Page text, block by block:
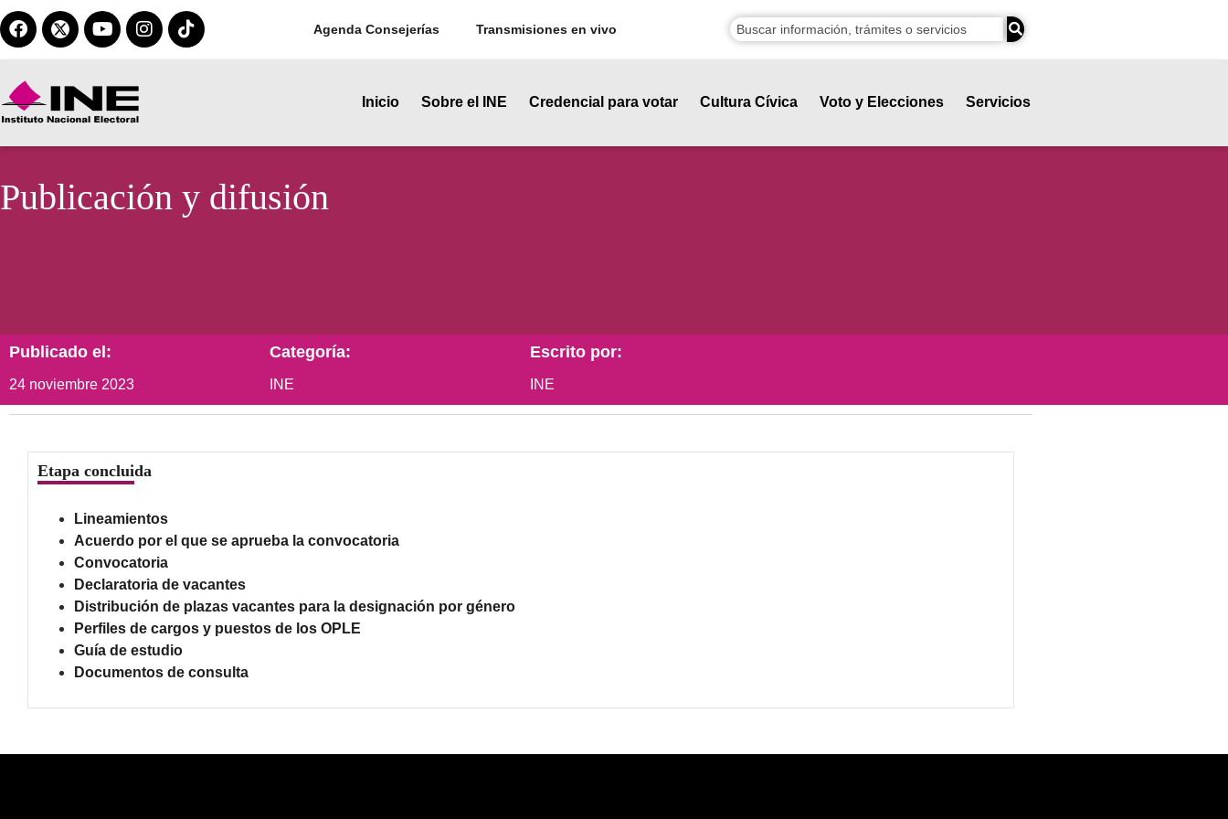
Agenda Consejerías Transmisiones en vivo
Inicio Sobre el INE Credencial para votar Cultura Cívica Voto y Elecciones Servicios
Publicación y difusión
Publicado el:
24 noviembre 2023
Categoría:
INE
Escrito por:
INE
Etapa concluida
Lineamientos
Acuerdo por el que se aprueba la convocatoria
Convocatoria
Declaratoria de vacantes
Distribución de plazas vacantes para la designación por género
Perfiles de cargos y puestos de los OPLE
Guía de estudio
Documentos de consulta